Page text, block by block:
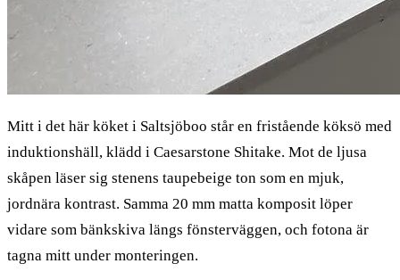
Mitt i det här köket i Saltsjöboo står en fristående köksö med
induktionshäll, klädd i Caesarstone Shitake. Mot de ljusa
skåpen läser sig stenens taupebeige ton som en mjuk,
jordnära kontrast. Samma 20 mm matta komposit löper
vidare som bänkskiva längs fönsterväggen, och fotona är
tagna mitt under monteringen.